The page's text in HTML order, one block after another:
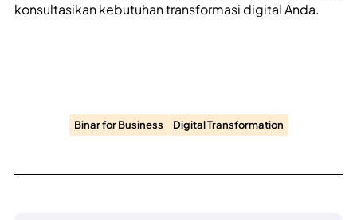
konsultasikan kebutuhan transformasi digital Anda.
Binar for Business Digital Transformation